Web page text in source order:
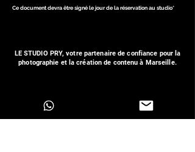
Ce document devra être signé le jour de la réservation au studio*
LE STUDIO PRY, votre partenaire de confiance pour la
photographie et la création de contenu à Marseille.
Besoin de plus d’informations ?
Que vous ayez besoin de plus de renseignements ou que
vous souhaitiez prendre rendez-vous pour mettre en place